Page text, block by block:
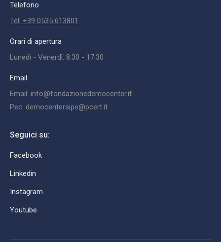
Telefono
Tel: +39 0535 613801
Orari di apertura
Lunedì - Venerdì: 8.30 - 17.30
Email
Email: info@fondazionedemocenter.it
Pec: democentersipe@pcert.it
Seguici su:
Facebook
Linkedin
Instagram
Youtube